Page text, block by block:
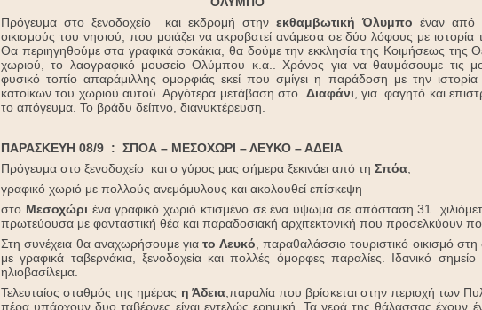
Πρόγευμα στο ξενοδοχείο και εκδρομή στην εκθαμβωτική Όλυμπο έναν από
οικισμούς του νησιού, που μοιάζει να ακροβατεί ανάμεσα σε δύο λόφους με ιστορία
Θα περιηγηθούμε στα γραφικά σοκάκια, θα δούμε την εκκλησία της Κοιμήσεως της
χωριού, το λαογραφικό μουσείο Ολύμπου κ.α.. Χρόνος για να θαυμάσουμε τις
φυσικό τοπίο απαράμιλλης ομορφιάς εκεί που σμίγει η παράδοση με την
κατοίκων του χωριού αυτού. Αργότερα μετάβαση στο Διαφάνι , για φαγητό και
το απόγευμα. Το βράδυ δείπνο, διανυκτέρευση.
ΠΑΡΑΣΚΕΥΗ 08/9 : ΣΠΟΑ – ΜΕΣΟΧΩΡΙ – ΛΕΥΚΟ – ΑΔΕΙΑ
Πρόγευμα στο ξενοδοχείο και ο γύρος μας σήμερα ξεκινάει από τη Σπόα
γραφικό χωριό με πολλούς ανεμόμυλους και ακολουθεί επίσκεψη
στο Μεσοχώρι ένα γραφικό χωριό κτισμένο σε ένα ύψωμα σε απόσταση 31
πρωτεύουσα με φανταστική θέα και παραδοσιακή αρχιτεκτονική που προσελκύουν
Στη συνέχεια θα αναχωρήσουμε γιατο Λευκό , παραθαλάσσιο τουριστικό οικισμό
με γραφικά ταβερνάκια, ξενοδοχεία και πολλές όμορφες παραλίες. Ιδανικό
ηλιοβασίλεμα.
Τελευταίος σταθμός της ημέρας η Άδεια,παραλία που βρίσκεταιστην περιοχή των
πέρα υπάρχουν δυο ταβέρνες είναι εντελώς ερημική. Τα νερά της θάλασσας έχουν